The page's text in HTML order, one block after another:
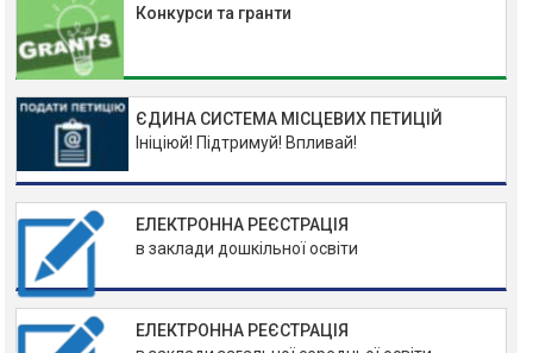
Конкурси та гранти
ЄДИНА СИСТЕМА МІСЦЕВИХ ПЕТИЦІЙ
Ініціюй! Підтримуй! Впливай!
ЕЛЕКТРОННА РЕЄСТРАЦІЯ
в заклади дошкільної освіти
ЕЛЕКТРОННА РЕЄСТРАЦІЯ